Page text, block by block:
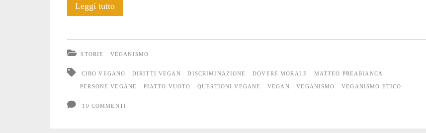
Leggi tuttoIl
STORIE VEGANISMO
CIBO VEGANO DIRITTI VEGAN DISCRIMINAZIONE DOVERE MORALE MATTEO PREABIANCA
PERSONE VEGANE PIATTO VUOTO QUESTIONI VEGANE VEGAN VEGANISMO VEGANISMO ETICO
10 COMMENTI